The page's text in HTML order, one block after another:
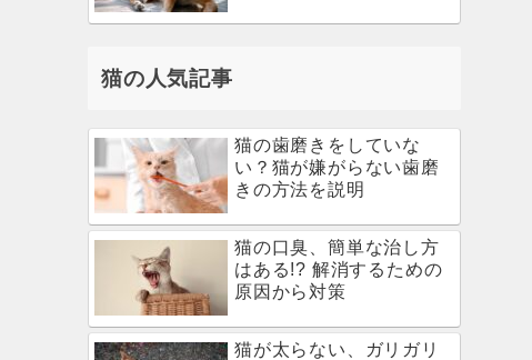
猫の人気記事
猫の歯磨きをしていな
い？猫が嫌がらない歯磨
きの方法を説明
猫の口臭、簡単な治し方
はある!? 解消するための
原因から対策
猫が太らない、ガリガリ